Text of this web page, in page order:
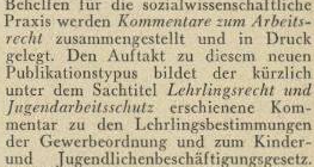
Praxis werden Kommentare zum Arbeits¬
recht zusammengestellt und in Druck
gelegt. Den Auftakt zu diesem neuen
Publikationstypus bildet der kürzlich
unter dem Sachtitcl Lehrlingsrecht und
Jugendarbeitsschutz erschienene Kom¬
mentar zu den Lehrlingsbestimmungcn
der Gewerbeordnung und zum Kindcr-
und Jugendlichcnbeschäftigungsgesctz.